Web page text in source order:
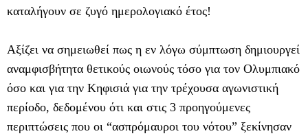
καταλήγουν σε ζυγό ημερολογιακό έτος!
Αξίζει να σημειωθεί πως η εν λόγω σύμπτωση δημιουργεί
αναμφισβήτητα θετικούς οιωνούς τόσο για τον Ολυμπιακό
όσο και για την Κηφισιά για την τρέχουσα αγωνιστική
περίοδο, δεδομένου ότι και στις 3 προηγούμενες
περιπτώσεις που οι “ασπρόμαυροι του νότου” ξεκίνησαν